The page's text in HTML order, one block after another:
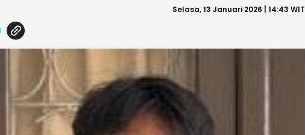
Selasa, 13 Januari 2026 | 14:43 WIT